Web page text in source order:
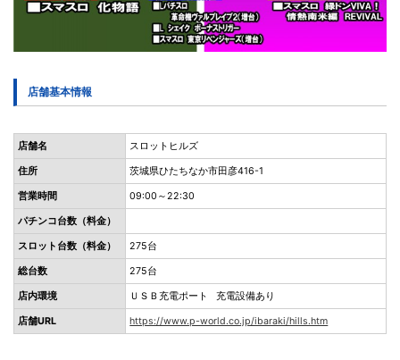
店舗基本情報
店舗名 スロットヒルズ
住所 茨城県ひたちなか市田彦416-1
営業時間 09:00～22:30
パチンコ台数（料金）
スロット台数（料金） 275台
総台数 275台
店内環境 ＵＳＢ充電ポート 充電設備あり
店舗URL https://www.p-world.co.jp/ibaraki/hills.htm